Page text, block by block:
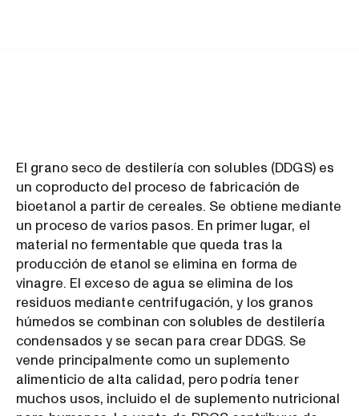
El grano seco de destilería con solubles (DDGS) es
un coproducto del proceso de fabricación de
bioetanol a partir de cereales. Se obtiene mediante
un proceso de varios pasos. En primer lugar, el
material no fermentable que queda tras la
producción de etanol se elimina en forma de
vinagre. El exceso de agua se elimina de los
residuos mediante centrifugación, y los granos
húmedos se combinan con solubles de destilería
condensados y se secan para crear DDGS. Se
vende principalmente como un suplemento
alimenticio de alta calidad, pero podría tener
muchos usos, incluido el de suplemento nutricional